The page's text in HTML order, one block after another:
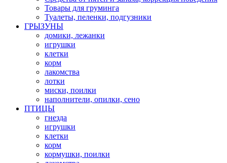
Товары для груминга
Туалеты, пеленки, подгузники
ГРЫЗУНЫ
домики, лежанки
игрушки
клетки
корм
лакомства
лотки
миски, поилки
наполнители, опилки, сено
ПТИЦЫ
гнезда
игрушки
клетки
корм
кормушки, поилки